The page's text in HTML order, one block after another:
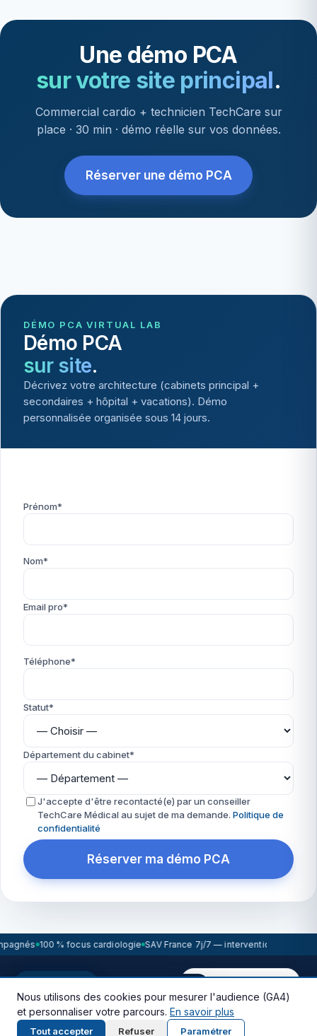
Une démo PCA
sur votre site principal.
Commercial cardio + technicien TechCare sur
place · 30 min · démo réelle sur vos données.
Réserver une démo PCA
DÉMO PCA VIRTUAL LAB
Démo PCA
sur site.
Décrivez votre architecture (cabinets principal +
secondaires + hôpital + vacations). Démo
personnalisée organisée sous 14 jours.
Prénom*
Nom*
Email pro*
Téléphone*
Statut*
Département du cabinet*
J'accepte d'être recontacté(e) par un conseiller
TechCare Médical au sujet de ma demande. Politique de
confidentialité
Réserver ma démo PCA
100 % focus cardiologie SAV France 7j/7 — intervention sous 72h
© 2026 TechCare Medical · 97 rue de la Tour 75116 Paris · Bureaux
Paris · Lille · Lyon · Bordeaux
Réponse < 2h ouvrées
WikiCardio
🇬🇧 This site is available in English.
Continue in English Stay here
Nous utilisons des cookies pour mesurer l'audience (GA4)
et personnaliser votre parcours. En savoir plus
Tout accepter Refuser Paramétrer